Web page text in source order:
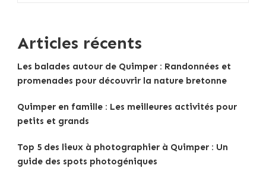
Articles récents
Les balades autour de Quimper : Randonnées et
promenades pour découvrir la nature bretonne
Quimper en famille : Les meilleures activités pour
petits et grands
Top 5 des lieux à photographier à Quimper : Un
guide des spots photogéniques